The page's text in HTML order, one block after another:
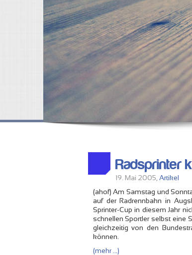
Radsprinter
19. Mai 2005, Artikel
(ahof) Am Samstag und
auf der Radrennbahn in
Sprinter-Cup in diesem Jahr
schnellen Sportler selbst eine
gleichzeitig von den
können.
(mehr …)